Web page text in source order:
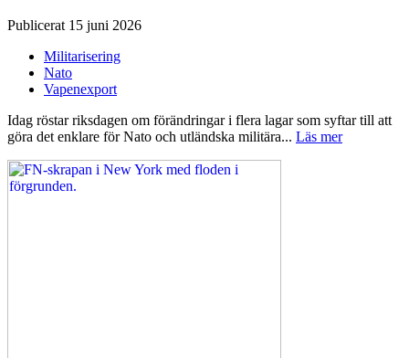
Publicerat 15 juni 2026
Militarisering
Nato
Vapenexport
Idag röstar riksdagen om förändringar i flera lagar som syftar till att
göra det enklare för Nato och utländska militära... Läs mer